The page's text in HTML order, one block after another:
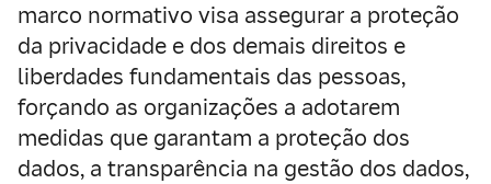
marco normativo visa assegurar a proteção
da privacidade e dos demais direitos e
liberdades fundamentais das pessoas,
forçando as organizações a adotarem
medidas que garantam a proteção dos
dados, a transparência na gestão dos dados,